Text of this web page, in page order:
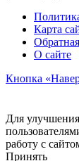
Карта
О сайте
Кнопка
Для
работу с
Принять